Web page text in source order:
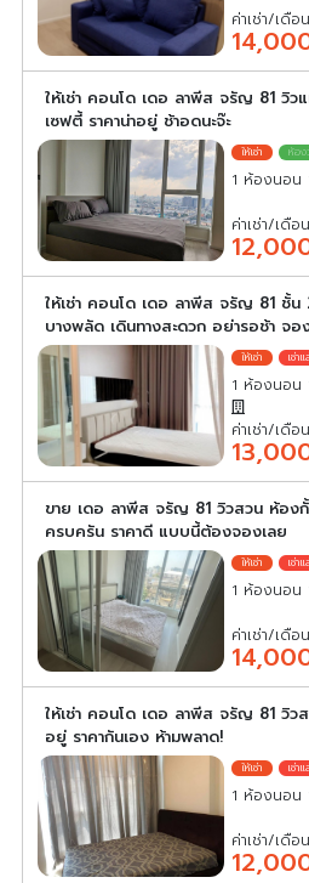
ค่าเช่า/เดือน
ให้เช่า คอนโด เดอ ลาพีส จรัญ 81 วิวแ
เซฟตี้ ราคาน่าอยู่ ช้าอดนะจ๊ะ
1 ห้องนอน
ค่าเช่า/เดือน
ให้เช่า คอนโด เดอ ลาพีส จรัญ 81 ชั้
บางพลัด เดินทางสะดวก อย่ารอช้า จอ
1 ห้องนอน
ค่าเช่า/เดือน
ขาย เดอ ลาพีส จรัญ 81 วิวสวน ห้อง
ครบครัน ราคาดี แบบนี้ต้องจองเลย
1 ห้องนอน
ค่าเช่า/เดือน
ให้เช่า คอนโด เดอ ลาพีส จรัญ 81 วิ
อยู่ ราคากันเอง ห้ามพลาด!
1 ห้องนอน
ค่าเช่า/เดือน